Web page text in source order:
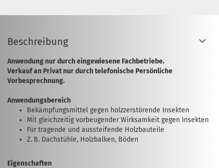
Beschreibung
Anwendung nur durch eingewiesene Fachbetriebe.
Verkauf an Privat nur durch telefonische Persönliche
Vorbesprechnung.
Anwendungsbereich
Bekämpfungsmittel gegen holzzerstörende Insekten
Mit gleichzeitig vorbeugender Wirksamkeit gegen Insekten
Für tragende und aussteifende Holzbauteile
Z. B. Dachstühle, Holzbalken, Böden
Eigenschaften